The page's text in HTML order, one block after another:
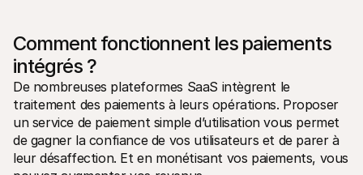
Comment fonctionnent les paiements
intégrés ?
De nombreuses plateformes SaaS intègrent le
traitement des paiements à leurs opérations. Proposer
un service de paiement simple d’utilisation vous permet
de gagner la confiance de vos utilisateurs et de parer à
leur désaffection. Et en monétisant vos paiements, vous